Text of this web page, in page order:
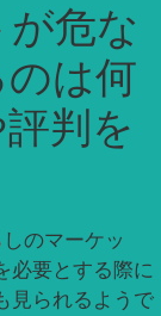
危な
は何
判を
のマーケッ
必要とする際に
見られるようで